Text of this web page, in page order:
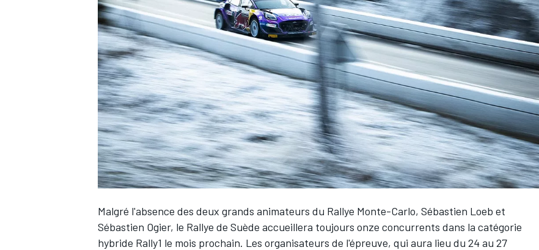
WRC
Malgré l'absence des deux grands animateurs du Rallye Monte-Carlo, Sébastien Loeb et
Sébastien Ogier, le Rallye de Suède accueillera toujours onze concurrents dans la catégorie
hybride Rally1 le mois prochain. Les organisateurs de l'épreuve, qui aura lieu du 24 au 27